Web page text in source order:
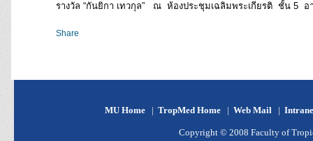
รางวัล “กันยิกา เทวกุล” ณ ห้องประชุมเฉลิมพระเกียรติ ชั้น 5 อ
Share
MU Home | TropMed Home | Web Mail |
Copyright © 2008 Faculty of